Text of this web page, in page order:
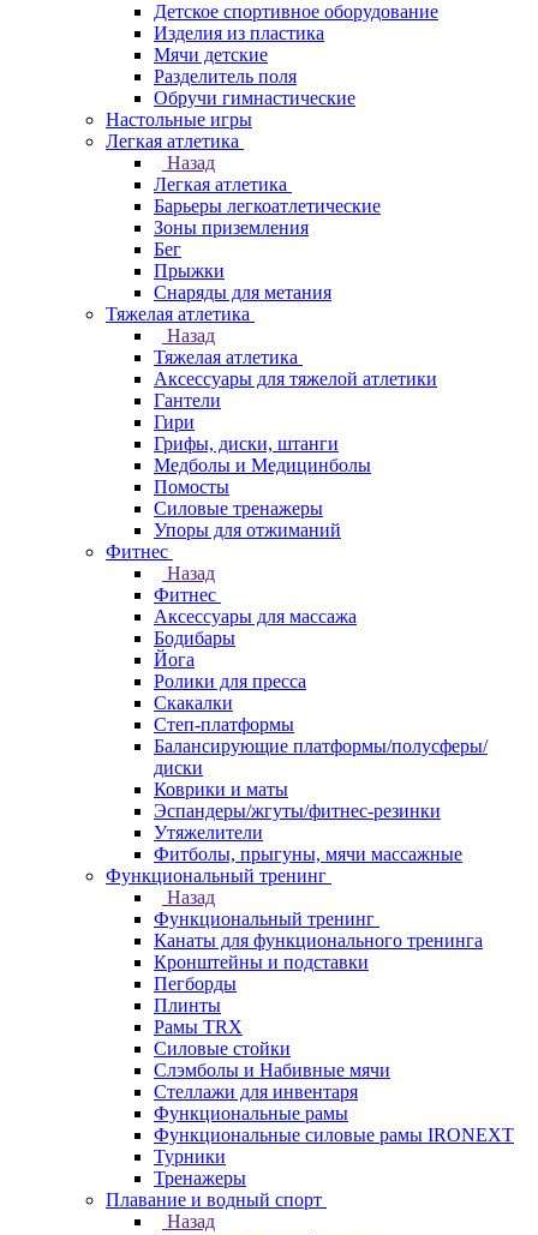
Детское спортивное оборудование
Изделия из пластика
Мячи детские
Разделитель поля
Обручи гимнастические
Настольные игры
Легкая атлетика
Назад
Легкая атлетика
Барьеры легкоатлетические
Зоны приземления
Бег
Прыжки
Снаряды для метания
Тяжелая атлетика
Назад
Тяжелая атлетика
Аксессуары для тяжелой атлетики
Гантели
Гири
Грифы, диски, штанги
Медболы и Медицинболы
Помосты
Силовые тренажеры
Упоры для отжиманий
Фитнес
Назад
Фитнес
Аксессуары для массажа
Бодибары
Йога
Ролики для пресса
Скакалки
Степ-платформы
Балансирующие платформы/полусферы/
диски
Коврики и маты
Эспандеры/жгуты/фитнес-резинки
Утяжелители
Фитболы, прыгуны, мячи массажные
Функциональный тренинг
Назад
Функциональный тренинг
Канаты для функционального тренинга
Кронштейны и подставки
Пегборды
Плинты
Рамы TRX
Силовые стойки
Слэмболы и Набивные мячи
Стеллажи для инвентаря
Функциональные рамы
Функциональные силовые рамы IRONEXT
Турники
Тренажеры
Плавание и водный спорт
Назад